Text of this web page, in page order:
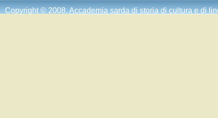
Copyright © 2008.Accademia sarda di storia di cultura e di